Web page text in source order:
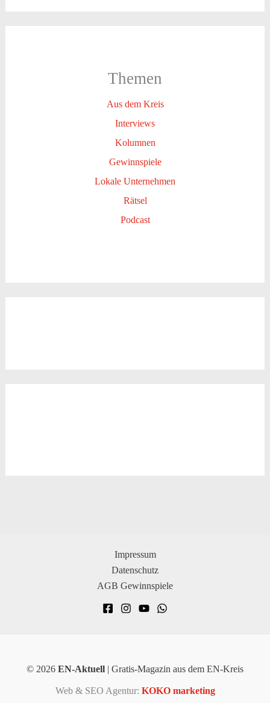
Themen
Aus dem Kreis
Interviews
Kolumnen
Gewinnspiele
Lokale Unternehmen
Rätsel
Podcast
Impressum
Datenschutz
AGB Gewinnspiele
© 2026 EN-Aktuell | Gratis-Magazin aus dem EN-Kreis
Web & SEO Agentur: KOKO marketing